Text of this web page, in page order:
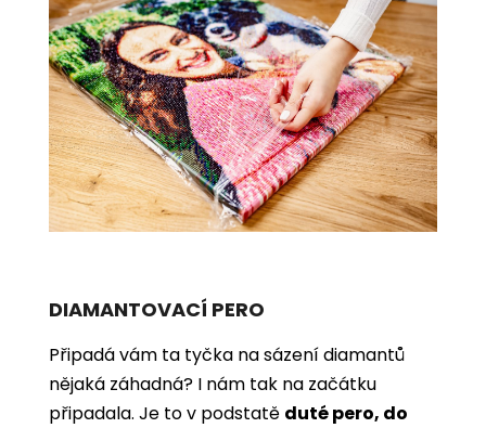
DIAMANTOVACÍ PERO
Připadá vám ta tyčka na sázení diamantů
nějaká záhadná? I nám tak na začátku
připadala. Je to v podstatě duté pero, do